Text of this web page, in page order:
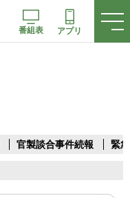
番組表 アプリ
官製談合事件続報 緊